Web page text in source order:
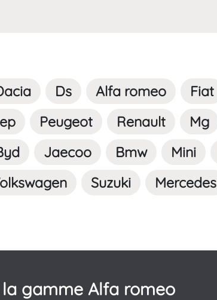
Ds Alfa romeo
Fiat
Peugeot Renault Mg
Jaecoo Bmw Mini
Suzuki Mercedes
gamme Alfa romeo